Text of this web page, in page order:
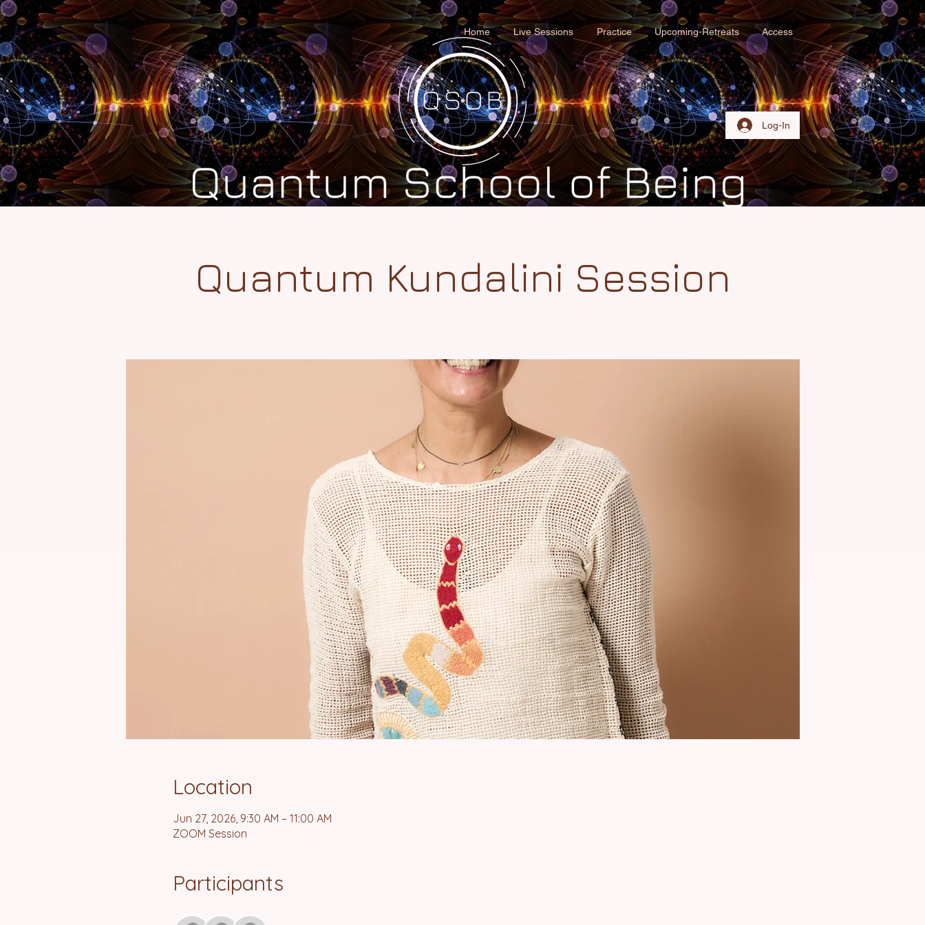
Log-In
Home Live Sessions Practice Upcoming-Retreats Access
Quantum Kundalini Session
Location
Jun 27, 2026, 9:30 AM – 11:00 AM
ZOOM Session
Participants